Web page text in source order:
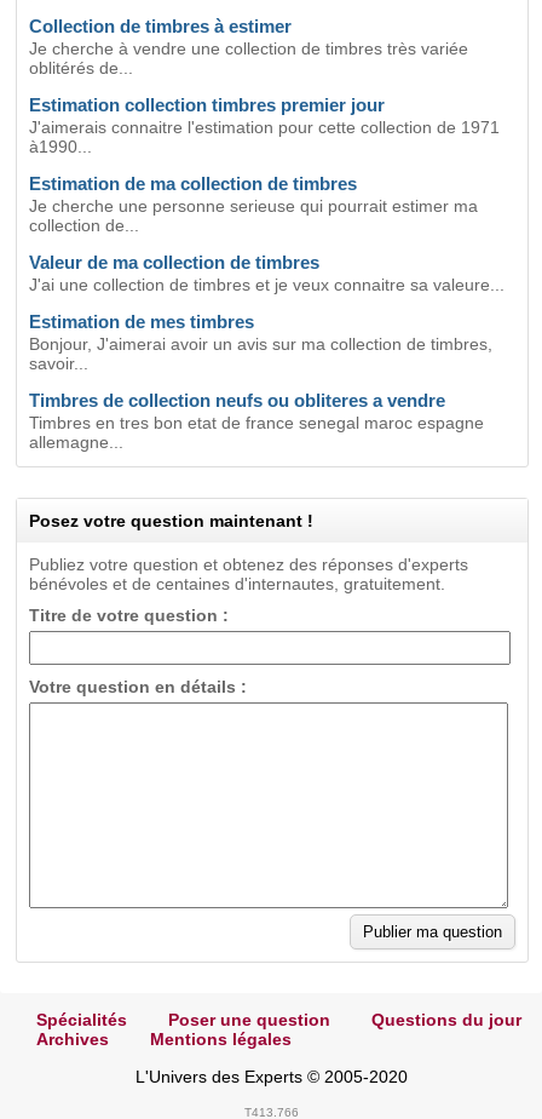
Collection de timbres à estimer
Je cherche à vendre une collection de timbres très variée
oblitérés de...
Estimation collection timbres premier jour
J'aimerais connaitre l'estimation pour cette collection de 1971
à1990...
Estimation de ma collection de timbres
Je cherche une personne serieuse qui pourrait estimer ma
collection de...
Valeur de ma collection de timbres
J'ai une collection de timbres et je veux connaitre sa valeure...
Estimation de mes timbres
Bonjour, J'aimerai avoir un avis sur ma collection de timbres,
savoir...
Timbres de collection neufs ou obliteres a vendre
Timbres en tres bon etat de france senegal maroc espagne
allemagne...
Posez votre question maintenant !
Publiez votre question et obtenez des réponses d'experts
bénévoles et de centaines d'internautes, gratuitement.
Titre de votre question :
Votre question en détails :
Spécialités Poser une question
Questions du jour
Archives
Mentions légales
L'Univers des Experts © 2005-2020
T413.766